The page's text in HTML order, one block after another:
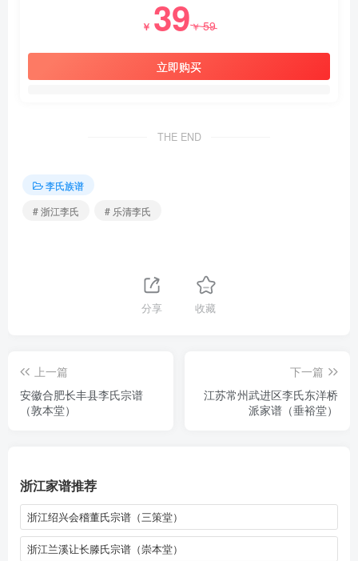
￥ 39￥59
立即购买
THE END
李氏族谱
# 浙江李氏
# 乐清李氏
分享 收藏
上一篇
安徽合肥长丰县李氏宗谱
（敦本堂）
下一篇
江苏常州武进区李氏东洋桥
派家谱（垂裕堂）
浙江家谱推荐
浙江绍兴会稽董氏宗谱（三策堂）
浙江兰溪让长滕氏宗谱（崇本堂）